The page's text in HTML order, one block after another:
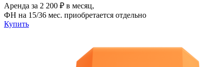
Аренда за 2 200 ₽ в месяц,
ФН на 15/36 мес. приобретается отдельно
Купить